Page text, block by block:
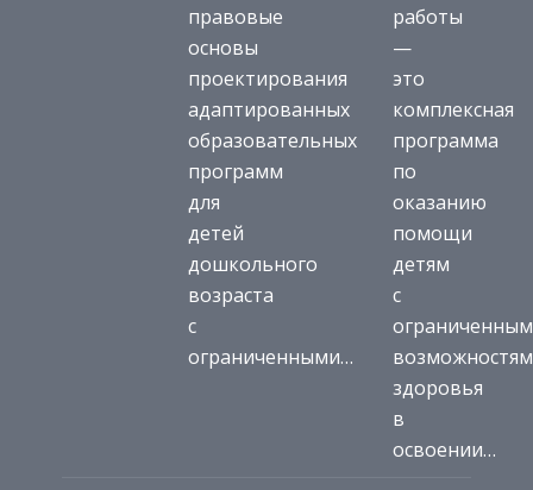
правовые
основы
проектирования
адаптированных
образовательных
программ
для
детей
дошкольного
возраста
с
ограниченными…
работы
—
это
комплексная
программа
по
оказанию
помощи
детям
с
здоровья
в
освоении…